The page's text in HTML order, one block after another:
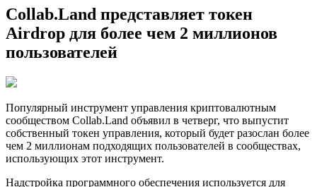
Collab.Land представляет токен
Airdrop для более чем 2 миллионов
пользователей
Популярный инструмент управления криптовалютным
сообществом Collab.Land объявил в четверг, что выпустит
собственный токен управления, который будет разослан более
чем 2 миллионам подходящих пользователей в сообществах,
использующих этот инструмент.
Надстройка программного обеспечения используется для